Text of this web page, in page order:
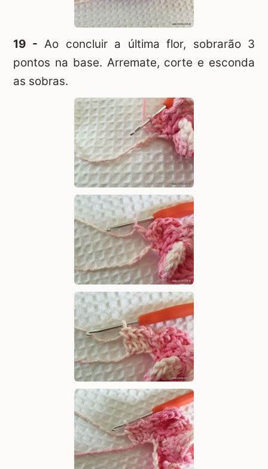
19 - Ao concluir a última flor, sobrarão 3
pontos na base. Arremate, corte e esconda
as sobras.